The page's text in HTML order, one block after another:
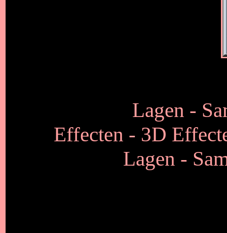
Lagen -
Effecten - 3D
Lagen -